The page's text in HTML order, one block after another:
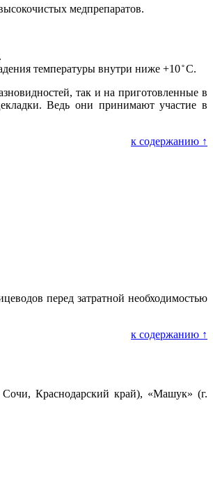
медпрепаратов.
температуры внутри ниже +10 ̊ С.
так и на приготовленные в
Ведь они принимают участие в
к содержанию ↑
перед затратной необходимостью
к содержанию ↑
Сочи, Краснодарский край), «Машук» (г.